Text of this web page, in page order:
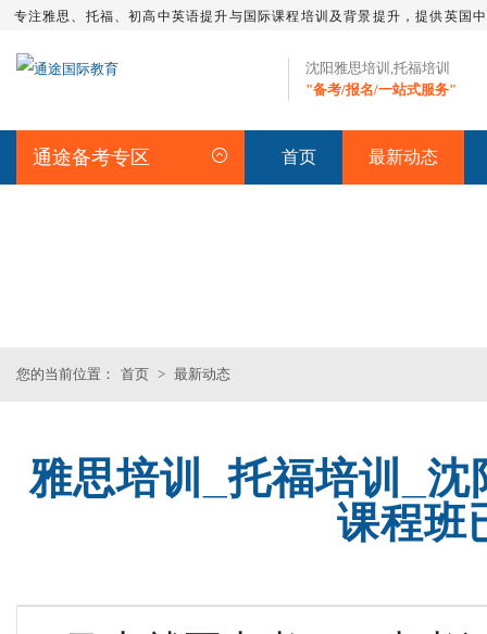
专注雅思、托福、初高中英语提升与国际课程培训及背景提升，提供英国
沈阳雅思培训,托福培训
"备考/报名/一站式服务"
通途备考专区 首页 最新动态
您的当前位置： 首页 > 最新动态
雅思培训_托福培训_
课程班
托福精品课程 托福全程